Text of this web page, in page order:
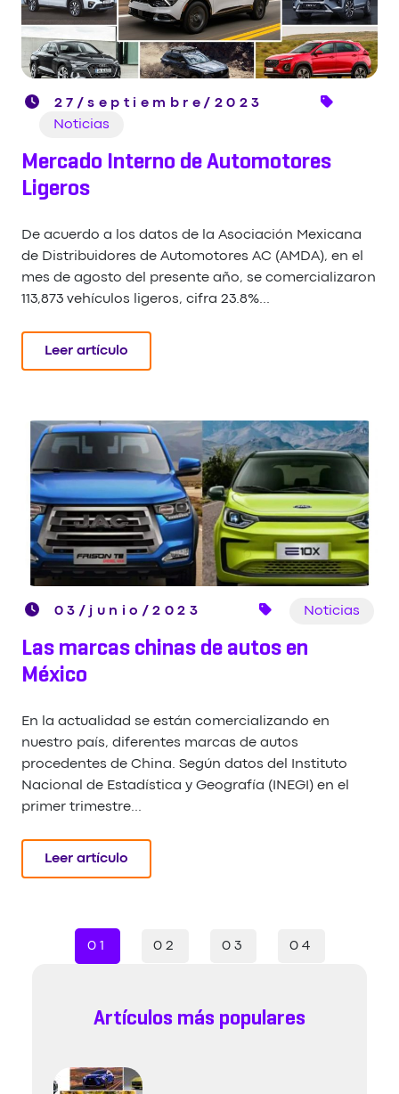
27/septiembre/2023
Noticias
Mercado Interno de Automotores
Ligeros
De acuerdo a los datos de la Asociación Mexicana
de Distribuidores de Automotores AC (AMDA), en el
mes de agosto del presente año, se comercializaron
113,873 vehículos ligeros, cifra 23.8%...
Leer artículo
03/junio/2023 Noticias
Las marcas chinas de autos en
México
En la actualidad se están comercializando en
nuestro país, diferentes marcas de autos
procedentes de China. Según datos del Instituto
Nacional de Estadística y Geografía (INEGI) en el
primer trimestre...
Leer artículo
01 02 03 04
Artículos más populares